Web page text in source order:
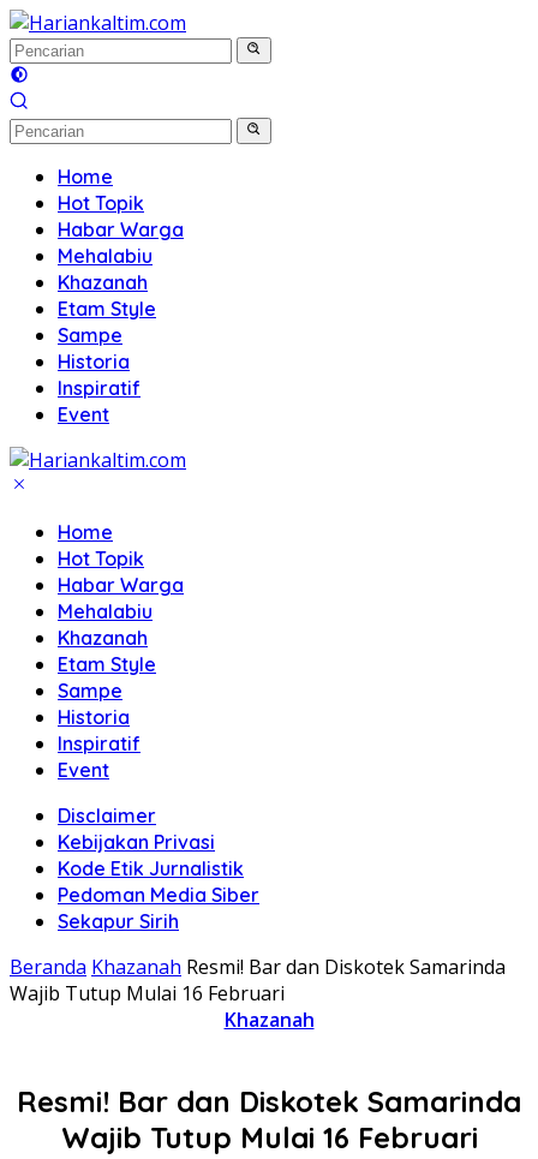
Langsung
ke
konten
Home
Hot Topik
Habar Warga
Mehalabiu
Khazanah
Etam Style
Sampe
Historia
Inspiratif
Event
Home
Hot Topik
Habar Warga
Mehalabiu
Khazanah
Etam Style
Sampe
Historia
Inspiratif
Event
Disclaimer
Kebijakan Privasi
Kode Etik Jurnalistik
Pedoman Media Siber
Sekapur Sirih
Beranda Khazanah Resmi! Bar dan Diskotek Samarinda
Wajib Tutup Mulai 16 Februari
Khazanah
Resmi! Bar dan Diskotek Samarinda
Wajib Tutup Mulai 16 Februari